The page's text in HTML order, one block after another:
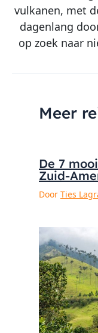
vulkanen, met
dagenlang
op zoek naar
Meer
De 7
Zuid-
Door Ties